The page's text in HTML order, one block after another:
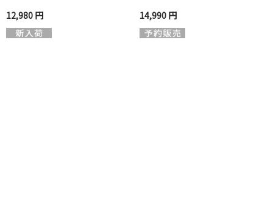
12,980 円 14,990 円